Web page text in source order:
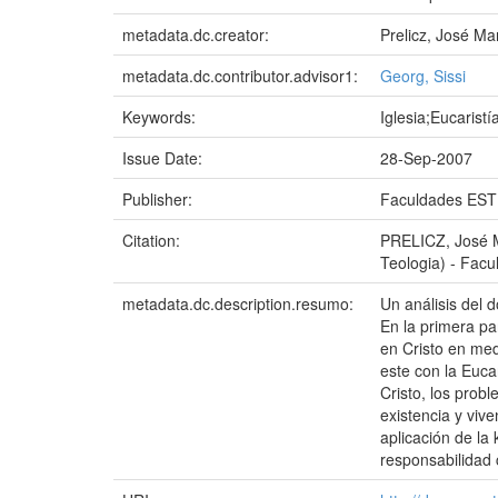
metadata.dc.creator:
Prelicz, José
metadata.dc.contributor.advisor1:
Georg, Sissi
Keywords:
Issue Date:
28-Sep-2007
Publisher:
Faculdades EST
Citation:
PRELICZ, José
Teologia) -
metadata.dc.description.resumo:
Un análisis del
En la primera
en Cristo en
este con la
Cristo, los
existencia y
aplicación de la